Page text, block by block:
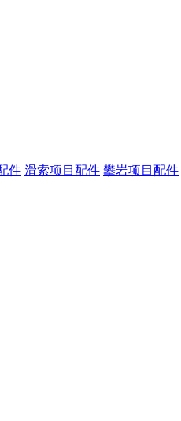
件 滑索项目配件 攀岩项目配件